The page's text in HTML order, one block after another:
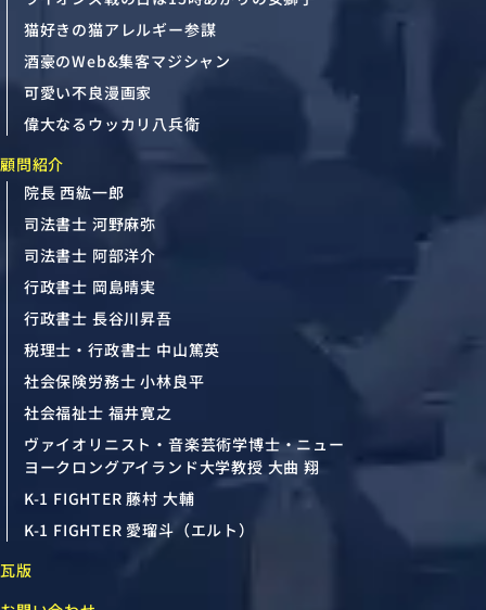
猫好きの猫アレルギー参謀
酒豪のWeb&集客マジシャン
可愛い不良漫画家
偉大なるウッカリ八兵衛
顧問紹介
院長 西紘一郎
司法書士 河野麻弥
司法書士 阿部洋介
行政書士 岡島晴実
行政書士 長谷川昇吾
税理士・行政書士 中山篤英
社会保険労務士 小林良平
社会福祉士 福井寛之
ヴァイオリニスト・音楽芸術学博士・ニュー
ヨークロングアイランド大学教授 大曲 翔
K-1 FIGHTER 藤村 大輔
K-1 FIGHTER 愛瑠斗（エルト）
瓦版